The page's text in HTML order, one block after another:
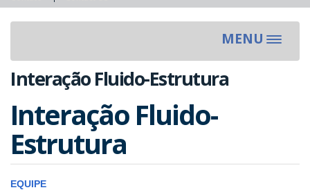
MENU
Toggle
Interação Fluido-Estrutura
Interação Fluido-
Estrutura
EQUIPE